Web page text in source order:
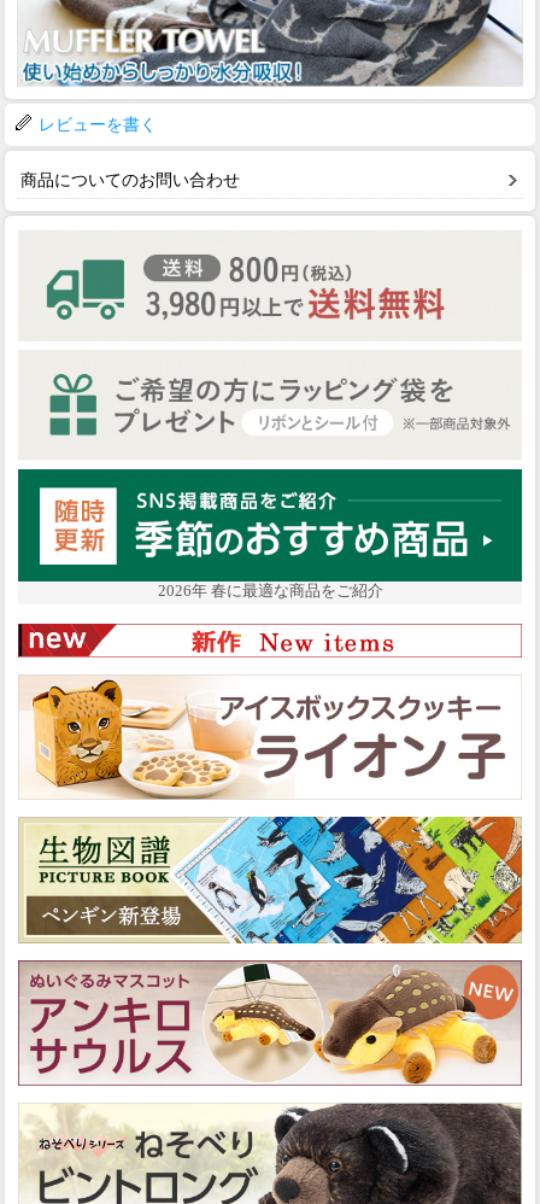
レビューを書く
商品についてのお問い合わせ